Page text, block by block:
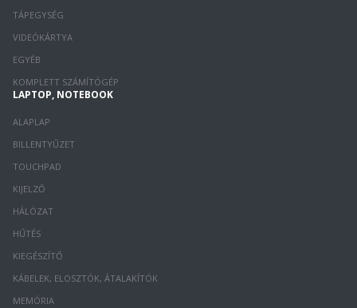
TÁPEGYSÉG
VIDEÓKÁRTYA
EGYÉB
KOMPLETT SZÁMÍTÓGÉP
LAPTOP, NOTEBOOK
ALAPLAP
BILLENTYŰZET
TOUCHPAD
KIJELZŐ
HÁLÓZAT
HŰTÉS
KIEGÉSZÍTŐ
KÁBELEK, ELOSZTÓK, ÁTALAKÍTÓK
MEMÓRIA